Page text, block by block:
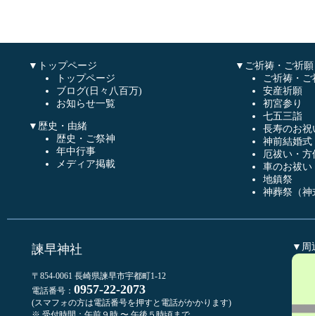
▼トップページ
トップページ
ブログ(日々八百万)
お知らせ一覧
▼歴史・由緒
歴史・ご祭神
年中行事
メディア掲載
▼ご祈祷・ご祈願
ご祈祷・ご
安産祈願
初宮参り
七五三詣
長寿のお祝
神前結婚式
厄祓い・方
車のお祓い
地鎮祭
神葬祭（神
諫早神社
〒854-0061 長崎県諫早市宇都町1-12
電話番号： 0957-22-2073
(スマフォの方は電話番号を押すと電話がかかります)
▼周